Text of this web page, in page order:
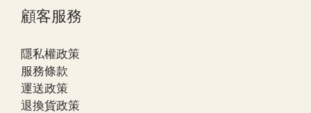
顧客服務
隱私權政策
服務條款
運送政策
退換貨政策